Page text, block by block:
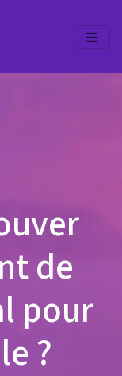
de
pour
?